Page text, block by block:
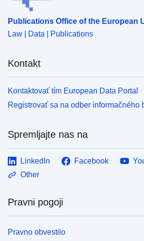
Publications Office of the European
Law | Data | Publications
Kontakt
Kontaktovať tím European Data Portal
Registrovať sa na odber informačného
Spremljajte nas na
LinkedIn Facebook
Other
Pravni pogoji
Pravno obvestilo